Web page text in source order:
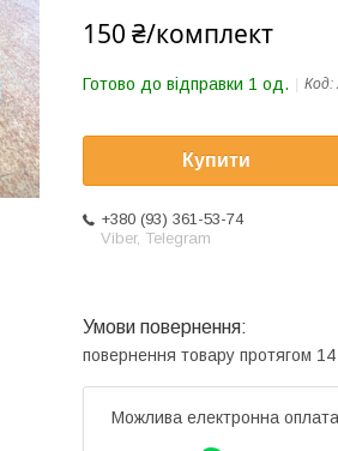
150 ₴/комплект
Готово до відправки 1 од. Код:
Купити
+380 (93) 361-53-74
Viber, Telegram
повернення товару протягом 14